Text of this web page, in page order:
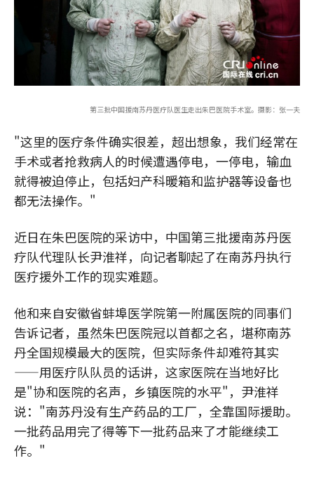
第三批中国援南苏丹医疗队医生走出朱巴医院手术室。摄影：张一夫
"这里的医疗条件确实很差，超出想象，我们经常在
手术或者抢救病人的时候遭遇停电，一停电，输血
就得被迫停止，包括妇产科暖箱和监护器等设备也
都无法操作。"
近日在朱巴医院的采访中，中国第三批援南苏丹医
疗队代理队长尹淮祥，向记者聊起了在南苏丹执行
医疗援外工作的现实难题。
他和来自安徽省蚌埠医学院第一附属医院的同事们
告诉记者，虽然朱巴医院冠以首都之名，堪称南苏
丹全国规模最大的医院，但实际条件却难符其实
——用医疗队队员的话讲，这家医院在当地好比
是"协和医院的名声，乡镇医院的水平"，尹淮祥
说："南苏丹没有生产药品的工厂，全靠国际援助。
一批药品用完了得等下一批药品来了才能继续工
作。"